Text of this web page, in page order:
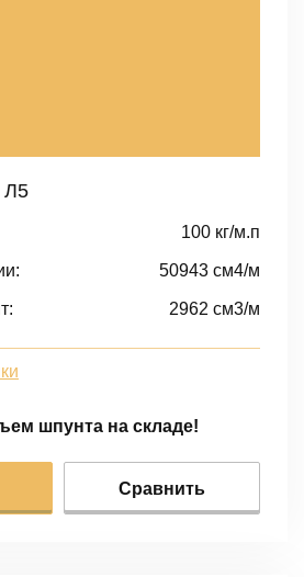
Л5
100 кг/м.п
50943 cм4/м
2962 cм3/м
шпунта на складе!
Сравнить